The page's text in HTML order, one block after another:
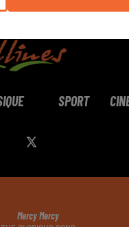
SPORT
Mercy Mercy